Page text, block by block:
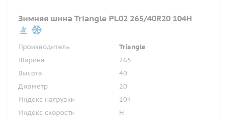
Зимняя шина Triangle PL02 265/40R20 104H
Производитель
Triangle
Ширина
265
Высота
40
Диаметр
20
Индекс нагрузки
104
Индекс скорости
H